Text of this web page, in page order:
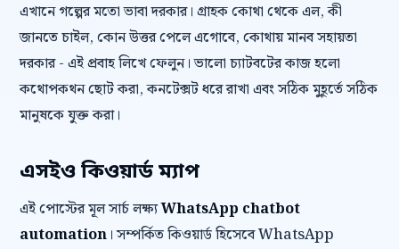
এখানে গল্পের মতো ভাবা দরকার। গ্রাহক কোথা থেকে এল, কী
জানতে চাইল, কোন উত্তর পেলে এগোবে, কোথায় মানব সহায়তা
দরকার - এই প্রবাহ লিখে ফেলুন। ভালো চ্যাটবটের কাজ হলো
কথোপকথন ছোট করা, কনটেক্সট ধরে রাখা এবং সঠিক মুহূর্তে সঠিক
মানুষকে যুক্ত করা।
এসইও কিওয়ার্ড ম্যাপ
এই পোস্টের মূল সার্চ লক্ষ্যWhatsApp chatbot
automation । সম্পর্কিত কিওয়ার্ড হিসেবে WhatsApp